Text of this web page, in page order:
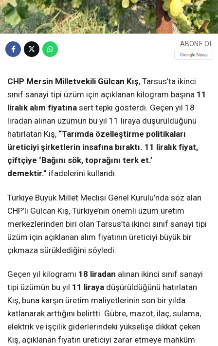
ABONE OL
CHP Mersin Milletvekili Gülcan Kış, Tarsus’ta ikinci
sınıf sanayi tipi üzüm için açıklanan kilogram başına 11
liralık alım fiyatına sert tepki gösterdi. Geçen yıl 18
liradan alınan üzümün bu yıl 11 liraya düşürüldüğünü
hatırlatan Kış, “Tarımda özelleştirme politikaları
üreticiyi şirketlerin insafına bıraktı. 11 liralık fiyat,
çiftçiye ‘Bağını sök, toprağını terk et.’
demektir.” ifadelerini kullandı.
Türkiye Büyük Millet Meclisi Genel Kurulu’nda söz alan
CHP’li Gülcan Kış, Türkiye’nin önemli üzüm üretim
merkezlerinden biri olan Tarsus’ta ikinci sınıf sanayi tipi
üzüm için açıklanan alım fiyatının üreticiyi büyük bir
çıkmaza sürüklediğini söyledi.
Geçen yıl kilogramı 18 liradan alınan ikinci sınıf sanayi
tipi üzümün bu yıl 11 liraya düşürüldüğünü hatırlatan
Kış, buna karşın üretim maliyetlerinin son bir yılda
katlanarak arttığını belirtti. Gübre, mazot, ilaç, sulama,
elektrik ve işçilik giderlerindeki yükselişe dikkat çeken
Kış, açıklanan fiyatın üreticiyi zarar etmeye mahkûm